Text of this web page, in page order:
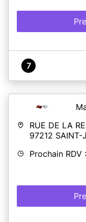
7
RUE DE LA
97212 SAINT-
Prochain